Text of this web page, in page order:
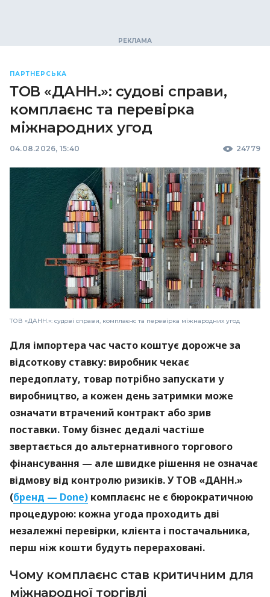
ПАРТНЕРСЬКА
ТОВ «ДАНН.»: судові справи,
комплаєнс та перевірка
міжнародних угод
04.08.2026, 15:40 24779
ТОВ «ДАНН.»: судові справи, комплаєнс та перевірка міжнародних угод
Для імпортера час часто коштує дорожче за
відсоткову ставку: виробник чекає
передоплату, товар потрібно запускати у
виробництво, а кожен день затримки може
означати втрачений контракт або зрив
поставки. Тому бізнес дедалі частіше
звертається до альтернативного торгового
фінансування — але швидке рішення не означає
відмову від контролю ризиків. У ТОВ «ДАНН.»
(бренд — Done) комплаєнс не є бюрократичною
процедурою: кожна угода проходить дві
незалежні перевірки, клієнта і постачальника,
перш ніж кошти будуть перераховані.
Чому комплаєнс став критичним для
міжнародної торгівлі